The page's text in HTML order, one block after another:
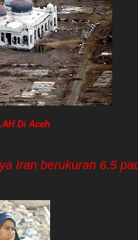
Di Aceh
Iran berukuran 6.5